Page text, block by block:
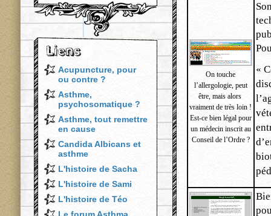
Acupuncture, pour
ou contre ?
Asthme,
psychosomatique ?
Asthme, tout remettre
en cause
Candida Albicans et
asthme
L'histoire de Sacha
L'histoire de Sami
L'histoire de Téo
On touche
l’allergologie, peut
être, mais alors
vraiment de très loin !
Est-ce bien légal pour
un médecin inscrit au
Conseil de l’Ordre ?
«